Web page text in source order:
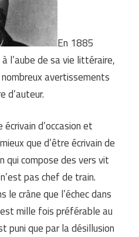
En 1885
l’aube de sa vie littéraire,
avertissements
d’auteur.
d’occasion et
que d’être écrivain de
qui compose des vers vit
pas chef de train.
le crâne que l’échec dans
mille fois préférable au
puni que par la désillusion